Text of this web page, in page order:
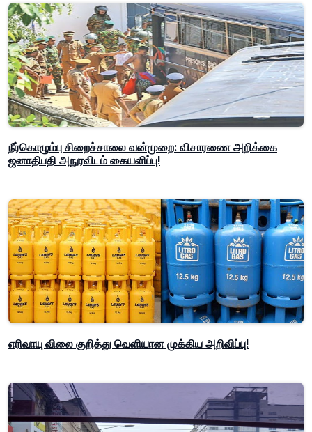
நீர்கொழும்பு சிறைச்சாலை வன்முறை: விசாரணை அறிக்கை
ஜனாதிபதி அநுரவிடம் கையளிப்பு!
எரிவாயு விலை குறித்து வெளியான முக்கிய அறிவிப்பு!